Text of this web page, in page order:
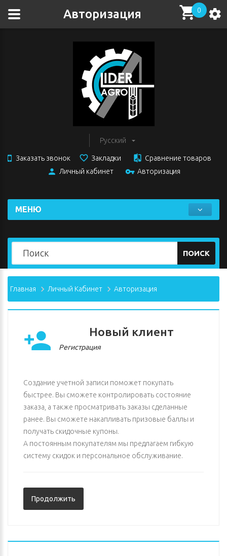
Русский
Закладки Сравнение товаров
Заказать звонок
Личный кабинет
Авторизация
0
МЕНЮ
ПОИСК
Главная Личный Кабинет Авторизация
Новый клиент
Регистрация
Создание учетной записи поможет покупать
быстрее. Вы сможете контролировать состояние
заказа, а также просматривать заказы сделанные
ранее. Вы сможете накапливать призовые баллы и
получать скидочные купоны.
А постоянным покупателям мы предлагаем гибкую
систему скидок и персональное обслуживание.
Продолжить
Авторизация